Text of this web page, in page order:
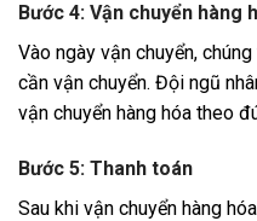
Bước 4: Vận chuyển hàng
Vào ngày vận chuyển,
cần vận chuyển. Đội ngũ
vận chuyển hàng hóa theo
Bước 5: Thanh toán
Sau khi vận chuyển hàng